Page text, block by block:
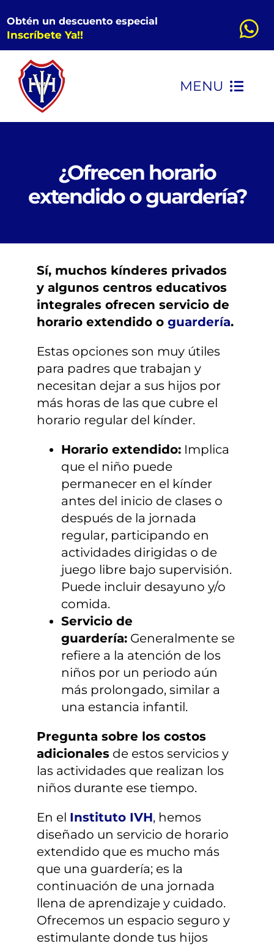
al
contenido
Obtén un descuento especial
Inscríbete Ya!!
MENU
INICIO
CONOCENOS
KINDER
PRIMARIA
¿TIENES DUDAS?
INSCRIPCIONES
¿Ofrecen horario
extendido o guardería?
Sí, muchos kínderes privados
y algunos centros educativos
integrales ofrecen servicio de
horario extendido o guardería.
Estas opciones son muy útiles
para padres que trabajan y
necesitan dejar a sus hijos por
más horas de las que cubre el
horario regular del kínder.
Horario extendido:Implica
que el niño puede
permanecer en el kínder
antes del inicio de clases o
después de la jornada
regular, participando en
actividades dirigidas o de
juego libre bajo supervisión.
Puede incluir desayuno y/o
comida.
Servicio de
guardería:Generalmente se
refiere a la atención de los
niños por un periodo aún
más prolongado, similar a
una estancia infantil.
Pregunta sobre los costos
adicionales de estos servicios y
las actividades que realizan los
niños durante ese tiempo.
En el Instituto IVH, hemos
diseñado un servicio de horario
extendido que es mucho más
que una guardería; es la
continuación de una jornada
llena de aprendizaje y cuidado.
Ofrecemos un espacio seguro y
estimulante donde tus hijos